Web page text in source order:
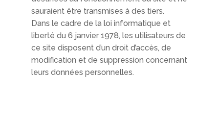
sauraient être transmises à des tiers.
Dans le cadre de la loi informatique et
liberté du 6 janvier 1978, les utilisateurs de
ce site disposent d’un droit d’accès, de
modification et de suppression concernant
leurs données personnelles.